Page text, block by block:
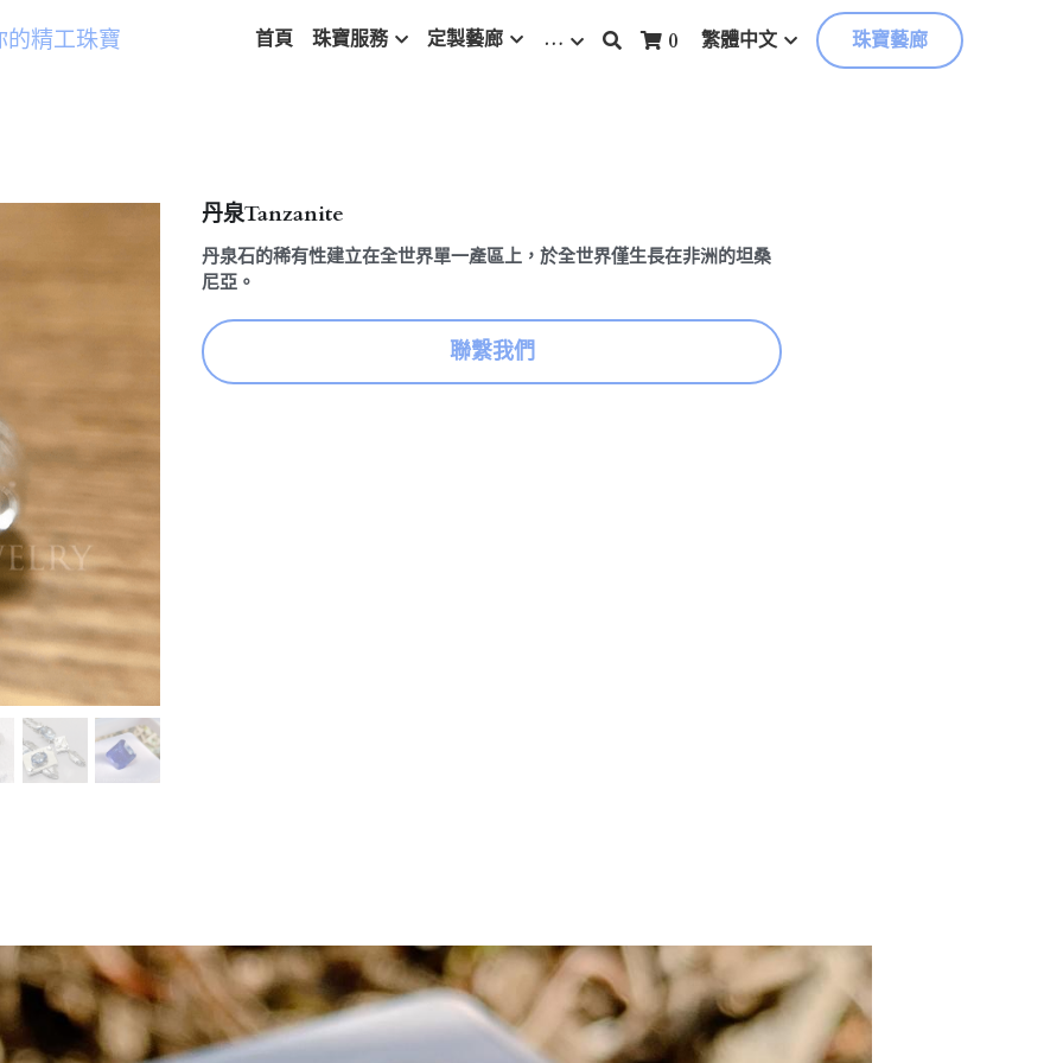
的精工珠寶 首頁 珠寶服務 定製藝廊 … 0 繁體中文 珠寶藝廊
丹泉Tanzanite
丹泉石的稀有性建立在全世界單一產區上，於全世界僅生長在非洲的坦桑
尼亞。
聯繫我們